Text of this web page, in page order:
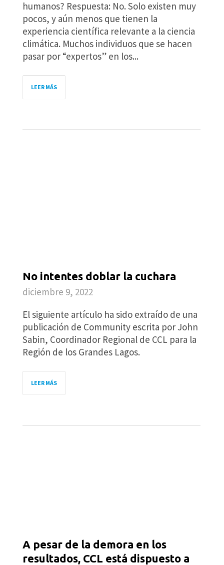
humanos? Respuesta: No. Solo existen muy
pocos, y aún menos que tienen la
experiencia científica relevante a la ciencia
climática. Muchos individuos que se hacen
pasar por “expertos” en los...
LEER MÁS
No intentes doblar la cuchara
diciembre 9, 2022
El siguiente artículo ha sido extraído de una
publicación de Community escrita por John
Sabin, Coordinador Regional de CCL para la
Región de los Grandes Lagos.
LEER MÁS
A pesar de la demora en los
resultados, CCL está dispuesto a